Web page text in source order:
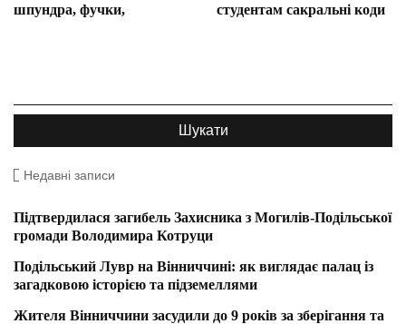
шпундра, фучки,
студентам сакральні коди
Недавні записи
Підтвердилася загибель Захисника з Могилів-Подільської
громади Володимира Котруци
Подільський Лувр на Вінниччині: як виглядає палац із
загадковою історією та підземеллями
Жителя Вінниччини засудили до 9 років за зберігання та